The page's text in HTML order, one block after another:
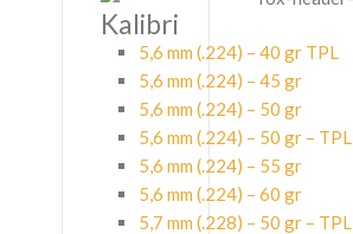
Kalibri
5,6 mm (.224) – 40 gr TPL
5,6 mm (.224) – 45 gr
5,6 mm (.224) – 50 gr
5,6 mm (.224) – 50 gr – TPL
5,6 mm (.224) – 55 gr
5,6 mm (.224) – 60 gr
5,7 mm (.228) – 50 gr – TPL